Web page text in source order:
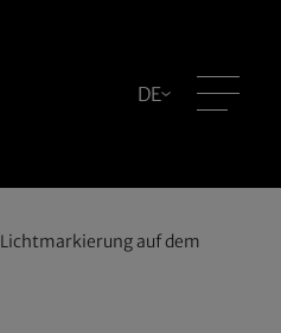
DE
Lichtmarkierung auf dem